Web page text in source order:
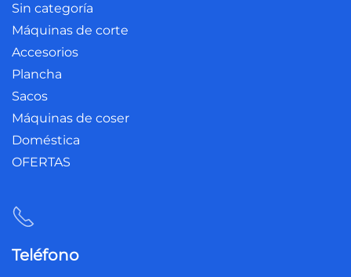
Sin categoría
Máquinas de corte
Accesorios
Plancha
Sacos
Máquinas de coser
Doméstica
OFERTAS
Teléfono